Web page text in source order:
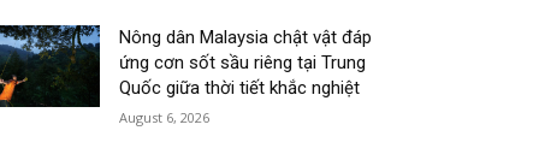
Nông dân Malaysia chật vật đáp
ứng cơn sốt sầu riêng tại Trung
Quốc giữa thời tiết khắc nghiệt
August 6, 2026